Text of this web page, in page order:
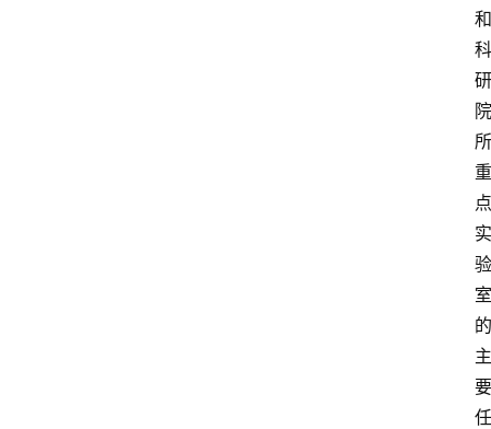
和
科
研
院
所
重
点
实
验
室
的
主
要
任